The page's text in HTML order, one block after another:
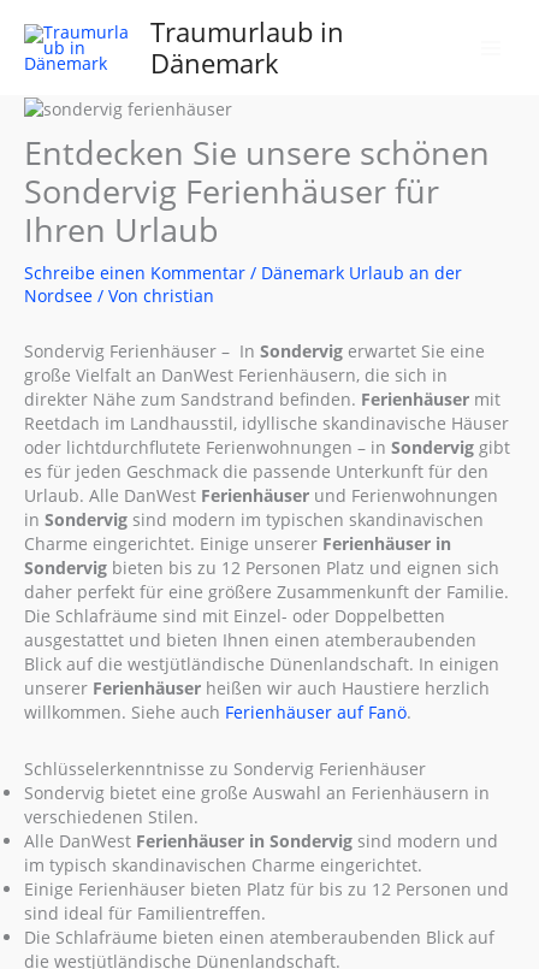
Inhalt
springen
Traumurlaub in
Dänemark
Entdecken Sie unsere schönen
Sondervig Ferienhäuser für
Ihren Urlaub
Schreibe einen Kommentar / Dänemark Urlaub an der
Nordsee / Von christian
Sondervig Ferienhäuser – In Sondervig erwartet Sie eine
große Vielfalt an DanWest Ferienhäusern, die sich in
direkter Nähe zum Sandstrand befinden. Ferienhäuser mit
Reetdach im Landhausstil, idyllische skandinavische Häuser
oder lichtdurchflutete Ferienwohnungen – in Sondervig gibt
es für jeden Geschmack die passende Unterkunft für den
Urlaub. Alle DanWest Ferienhäuser und Ferienwohnungen
in Sondervig sind modern im typischen skandinavischen
Charme eingerichtet. Einige unserer Ferienhäuser in
Sondervig bieten bis zu 12 Personen Platz und eignen sich
daher perfekt für eine größere Zusammenkunft der Familie.
Die Schlafräume sind mit Einzel- oder Doppelbetten
ausgestattet und bieten Ihnen einen atemberaubenden
Blick auf die westjütländische Dünenlandschaft. In einigen
unserer Ferienhäuser heißen wir auch Haustiere herzlich
willkommen. Siehe auch Ferienhäuser auf Fanö.
Schlüsselerkenntnisse zu Sondervig Ferienhäuser
Sondervig bietet eine große Auswahl an Ferienhäusern in
verschiedenen Stilen.
Alle DanWest Ferienhäuser in Sondervig sind modern und
im typisch skandinavischen Charme eingerichtet.
Einige Ferienhäuser bieten Platz für bis zu 12 Personen und
sind ideal für Familientreffen.
Die Schlafräume bieten einen atemberaubenden Blick auf
die westjütländische Dünenlandschaft.